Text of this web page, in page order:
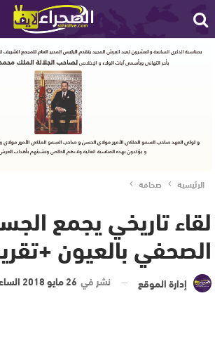
الرئيسية صحافة
لقاء تاريخي يجمع
الصحفي بالعيون
إدارة الموقع نشر في 26 مايو 2018 الساعة 4 و 44 دقيقة